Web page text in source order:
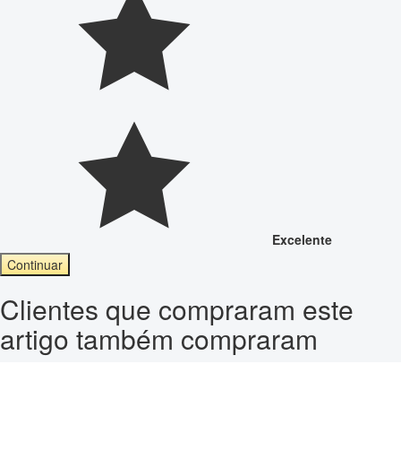
Excelente
Continuar
Clientes que compraram este
artigo também compraram